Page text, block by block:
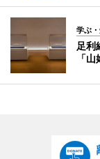
学ぶ
足利
「